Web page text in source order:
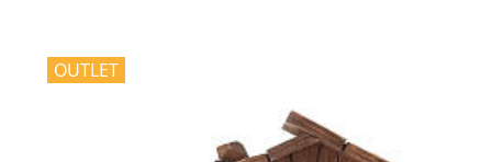
OUTLET